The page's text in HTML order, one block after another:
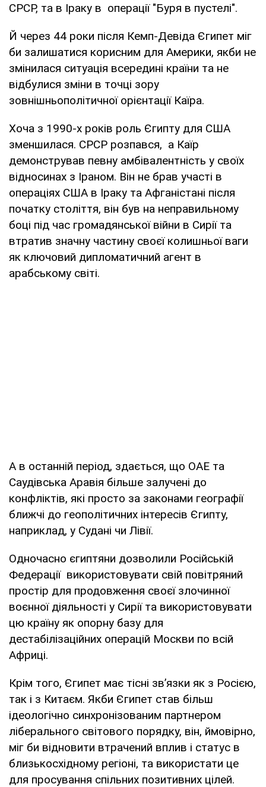
СРСР, та в Іраку в операції "Буря в пустелі".
Й через 44 роки після Кемп-Девіда Єгипет міг
би залишатися корисним для Америки, якби не
змінилася ситуація всередині країни та не
відбулися зміни в точці зору
зовнішньополітичної орієнтації Каїра.
Хоча з 1990-х років роль Єгипту для США
зменшилася. СРСР розпався, а Каїр
демонстрував певну амбівалентність у своїх
відносинах з Іраном. Він не брав участі в
операціях США в Іраку та Афганістані після
початку століття, він був на неправильному
боці під час громадянської війни в Сирії та
втратив значну частину своєї колишньої ваги
як ключовий дипломатичний агент в
арабському світі.
А в останній період, здається, що ОАЕ та
Саудівська Аравія більше залучені до
конфліктів, які просто за законами географії
ближчі до геополітичних інтересів Єгипту,
наприклад, у Судані чи Лівії.
Одночасно єгиптяни дозволили Російській
Федерації використовувати свій повітряний
простір для продовження своєї злочинної
воєнної діяльності у Сирії та використовувати
цю країну як опорну базу для
дестабілізаційних операцій Москви по всій
Африці.
Крім того, Єгипет має тісні зв’язки як з Росією,
так і з Китаєм. Якби Єгипет став більш
ідеологічно синхронізованим партнером
ліберального світового порядку, він, ймовірно,
міг би відновити втрачений вплив і статус в
близькосхідному регіоні, та використати це
для просування спільних позитивних цілей.